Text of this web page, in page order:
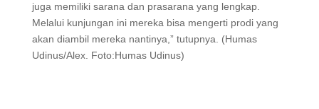
juga memiliki sarana dan prasarana yang lengkap.
Melalui kunjungan ini mereka bisa mengerti prodi yang
akan diambil mereka nantinya,” tutupnya. (Humas
Udinus/Alex. Foto:Humas Udinus)